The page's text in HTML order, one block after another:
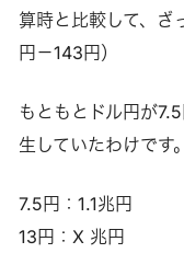
算時と比較して、ざ
円－143円）
もともとドル円が
生していたわけです。
7.5円：1.1兆円
13円：X 兆円